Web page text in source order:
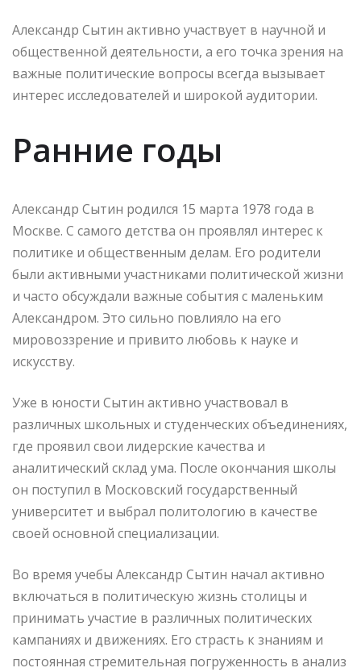
Александр Сытин активно участвует в научной и
общественной деятельности, а его точка зрения на
важные политические вопросы всегда вызывает
интерес исследователей и широкой аудитории.
Ранние годы
Александр Сытин родился 15 марта 1978 года в
Москве. С самого детства он проявлял интерес к
политике и общественным делам. Его родители
были активными участниками политической жизни
и часто обсуждали важные события с маленьким
Александром. Это сильно повлияло на его
мировоззрение и привито любовь к науке и
искусству.
Уже в юности Сытин активно участвовал в
различных школьных и студенческих объединениях,
где проявил свои лидерские качества и
аналитический склад ума. После окончания школы
он поступил в Московский государственный
университет и выбрал политологию в качестве
своей основной специализации.
Во время учебы Александр Сытин начал активно
включаться в политическую жизнь столицы и
принимать участие в различных политических
кампаниях и движениях. Его страсть к знаниям и
постоянная стремительная погруженность в анализ